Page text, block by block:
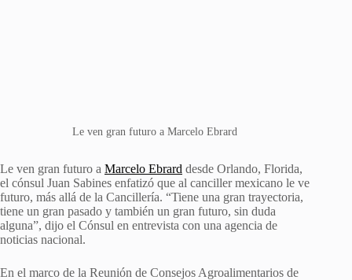
Le ven gran futuro a Marcelo Ebrard
Le ven gran futuro a Marcelo Ebrard desde Orlando, Florida,
el cónsul Juan Sabines enfatizó que al canciller mexicano le ve
futuro, más allá de la Cancillería. “Tiene una gran trayectoria,
tiene un gran pasado y también un gran futuro, sin duda
alguna”, dijo el Cónsul en entrevista con una agencia de
noticias nacional.
En el marco de la Reunión de Consejos Agroalimentarios de